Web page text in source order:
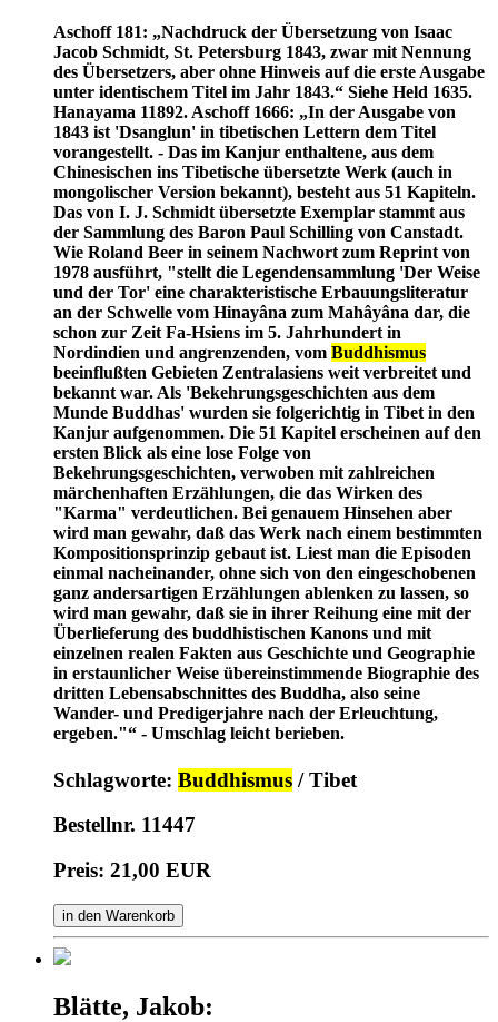
Aschoff 181: „Nachdruck der Übersetzung von Isaac
Jacob Schmidt, St. Petersburg 1843, zwar mit Nennung
des Übersetzers, aber ohne Hinweis auf die erste Ausgabe
unter identischem Titel im Jahr 1843.“ Siehe Held 1635.
Hanayama 11892. Aschoff 1666: „In der Ausgabe von
1843 ist 'Dsanglun' in tibetischen Lettern dem Titel
vorangestellt. - Das im Kanjur enthaltene, aus dem
Chinesischen ins Tibetische übersetzte Werk (auch in
mongolischer Version bekannt), besteht aus 51 Kapiteln.
Das von I. J. Schmidt übersetzte Exemplar stammt aus
der Sammlung des Baron Paul Schilling von Canstadt.
Wie Roland Beer in seinem Nachwort zum Reprint von
1978 ausführt, "stellt die Legendensammlung 'Der Weise
und der Tor' eine charakteristische Erbauungsliteratur
an der Schwelle vom Hinayâna zum Mahâyâna dar, die
schon zur Zeit Fa-Hsiens im 5. Jahrhundert in
Nordindien und angrenzenden, vom Buddhismus
beeinflußten Gebieten Zentralasiens weit verbreitet und
bekannt war. Als 'Bekehrungsgeschichten aus dem
Munde Buddhas' wurden sie folgerichtig in Tibet in den
Kanjur aufgenommen. Die 51 Kapitel erscheinen auf den
ersten Blick als eine lose Folge von
Bekehrungsgeschichten, verwoben mit zahlreichen
märchenhaften Erzählungen, die das Wirken des
"Karma" verdeutlichen. Bei genauem Hinsehen aber
wird man gewahr, daß das Werk nach einem bestimmten
Kompositionsprinzip gebaut ist. Liest man die Episoden
einmal nacheinander, ohne sich von den eingeschobenen
ganz andersartigen Erzählungen ablenken zu lassen, so
wird man gewahr, daß sie in ihrer Reihung eine mit der
Überlieferung des buddhistischen Kanons und mit
einzelnen realen Fakten aus Geschichte und Geographie
in erstaunlicher Weise übereinstimmende Biographie des
dritten Lebensabschnittes des Buddha, also seine
Wander- und Predigerjahre nach der Erleuchtung,
ergeben."“ - Umschlag leicht berieben.
Schlagworte: Buddhismus / Tibet
Bestellnr. 11447
Preis: 21,00 EUR
in den Warenkorb
Blätte, Jakob: